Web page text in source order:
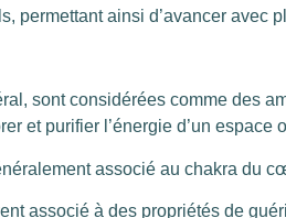
permettant ainsi d’avancer avec
sont considérées comme des
et purifier l’énergie d’un espace
associé au chakra du
associé à des propriétés de